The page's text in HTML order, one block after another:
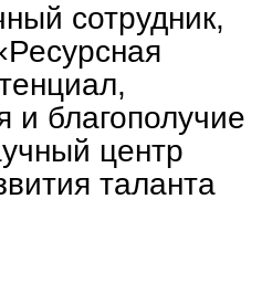
сотрудник,
и благополучие
центр
таланта